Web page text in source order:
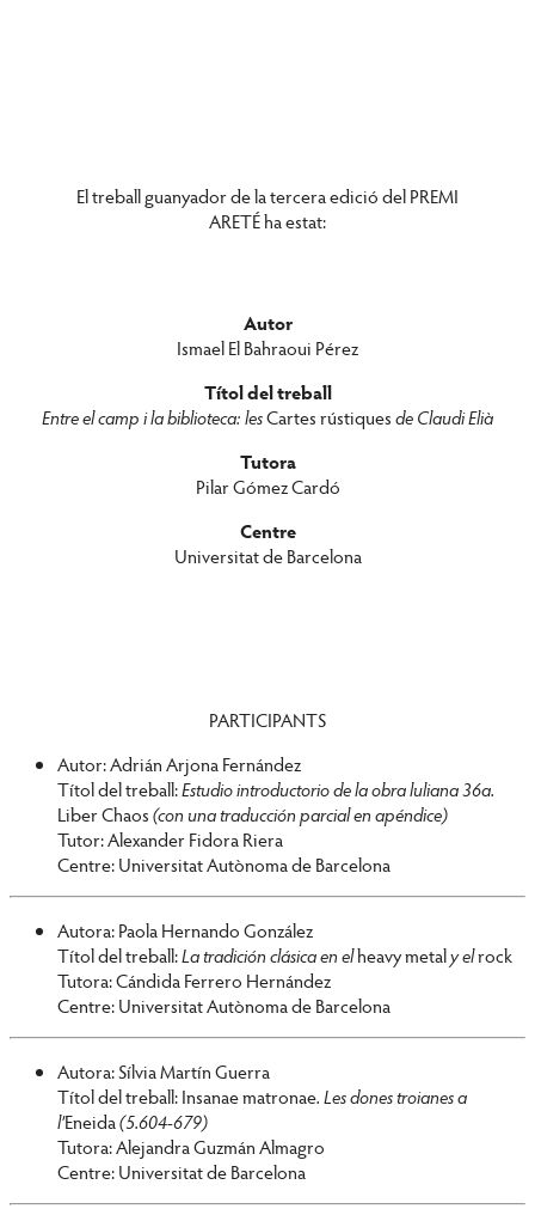
El treball guanyador de la tercera edició del PREMI
ARETÉ ha estat:
Autor
Ismael El Bahraoui Pérez
Títol del treball
Entre el camp i la biblioteca: lesCartes rústiquesde Claudi Elià
Tutora
Pilar Gómez Cardó
Centre
Universitat de Barcelona
PARTICIPANTS
Autor: Adrián Arjona Fernández
Títol del treball:Estudio introductorio de la obra luliana 36a.
Liber Chaos(con una traducción parcial en apéndice)
Tutor: Alexander Fidora Riera
Centre: Universitat Autònoma de Barcelona
Autora: Paola Hernando González
Títol del treball:La tradición clásica en elheavy metaly elrock
Tutora: Cándida Ferrero Hernández
Centre: Universitat Autònoma de Barcelona
Autora: Sílvia Martín Guerra
Títol del treball: Insanae matronae. Les dones troianes a
l’Eneida(5.604-679)
Tutora: Alejandra Guzmán Almagro
Centre: Universitat de Barcelona